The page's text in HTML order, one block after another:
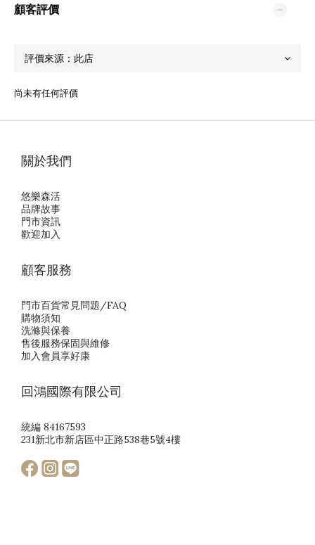
顧客評價
尚未有任何評價
關於我們
悠樂森活
品牌故事
門市資訊
歡迎加入
顧客服務
門市百貨常見問題/FAQ
購物須知
洗滌與保養
售後服務保固與維修
加入會員享好康
回鴻國際有限公司
統編 84167593
231新北市新店區中正路538巷5號4樓